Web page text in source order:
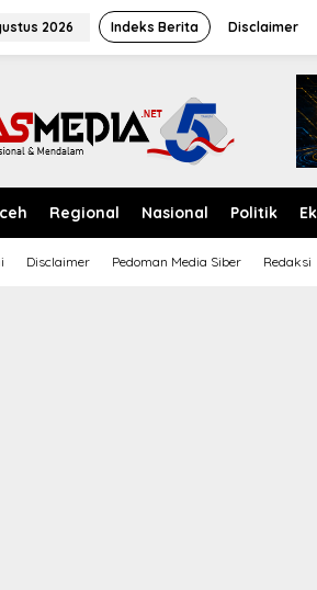
2026 Indeks Berita Disclaimer
Regional Nasional Politik
Disclaimer Pedoman Media Siber Redaksi